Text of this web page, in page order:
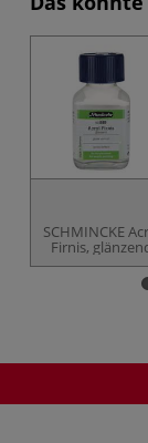
SCHMINCKE
Firnis,